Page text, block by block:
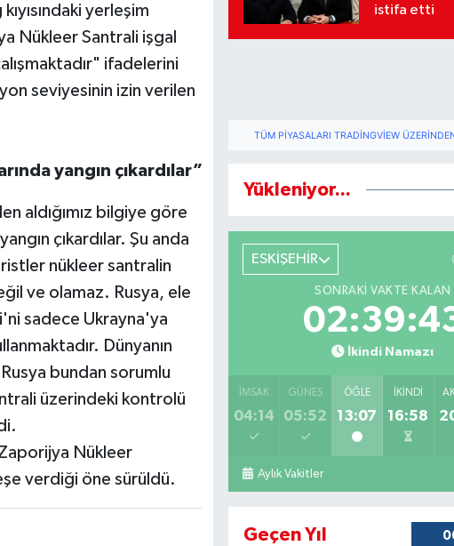
yerleşim
Nükleer Santrali işgal
ifadelerini
seviyesinin izin verilen
yangın çıkardılar”
aldığımız bilgiye göre
çıkardılar. Şu anda
nükleer santralin
ve olamaz. Rusya, ele
sadece Ukrayna'ya
Dünyanın
bundan sorumlu
üzerindeki kontrolü
Nükleer
verdiği öne sürüldü.
istifa etti
TÜM PIYASALARI TRADINGVIEW
Yükleniyor...
ESKİŞEHİR
SONRAKI VAKTE KALAN
İkindi Namazı
İMSAK
04:14
GÜNEŞ
05:52
ÖĞLE
13:07
İKINDI
16:58
Aylık Vakitler
Geçen Yıl